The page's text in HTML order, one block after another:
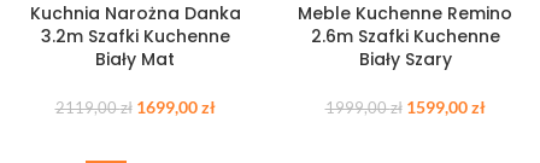
Kuchnia Narożna Danka
3.2m Szafki Kuchenne
Biały Mat
2119,00zł 1699,00zł
Meble Kuchenne Remino
2.6m Szafki Kuchenne
Biały Szary
1999,00zł 1599,00zł